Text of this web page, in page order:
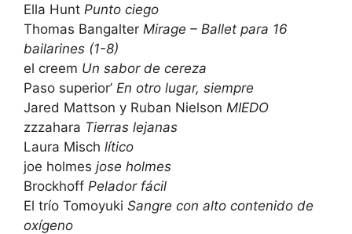
Ella Hunt Punto ciego
Thomas Bangalter Mirage – Ballet para 16
bailarines (1-8)
el creem Un sabor de cereza
Paso superior’ En otro lugar, siempre
Jared Mattson y Ruban Nielson MIEDO
zzzahara Tierras lejanas
Laura Misch lítico
joe holmes jose holmes
Brockhoff Pelador fácil
El trío Tomoyuki Sangre con alto contenido de
oxígeno